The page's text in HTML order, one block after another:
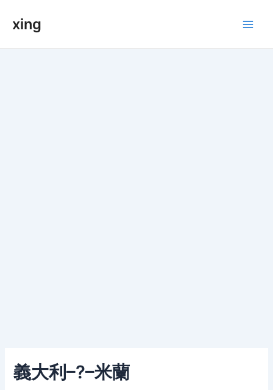
xing
義大利–?–米蘭